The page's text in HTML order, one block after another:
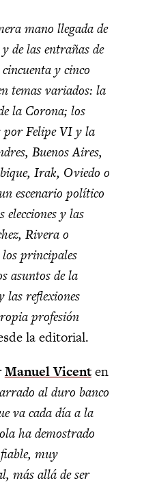
mano llegada de
de las entrañas de
y cinco
temas variados: la
la Corona; los
por Felipe VI y la
Buenos Aires,
Irak, Oviedo o
escenario político
y las
Rivera o
los principales
asuntos de la
las reflexiones
profesión
la editorial.
Manuel Vicenten
al duro banco
va cada día a la
ha demostrado
muy
más allá de ser